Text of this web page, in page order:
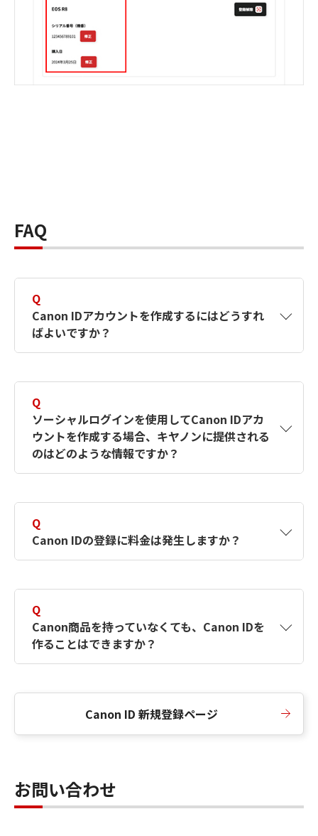
FAQ
Q
Canon IDアカウントを作成するにはどうすれ
ばよいですか？
す。詳しい作成方法は【カメラ】Canon IDとは
何ですか？Canon IDの作成方法は？をご確認く
ださい。
Q
ソーシャルログインを使用してCanon IDアカ
ウントを作成する場合、キヤノンに提供される
のはどのような情報ですか？
択したサービスから取得します。アカウントを
簡単に作成できるように、この情報を使用して
Canon IDの登録フォームを入力します。
Q
Canon IDの登録に料金は発生しますか？
Q
Canon商品を持っていなくても、Canon IDを
作ることはできますか？
Canon ID 新規登録ページ
お問い合わせ